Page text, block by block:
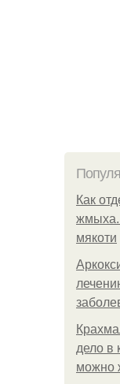
Как
жмыха.
мякоти
дело в
можно